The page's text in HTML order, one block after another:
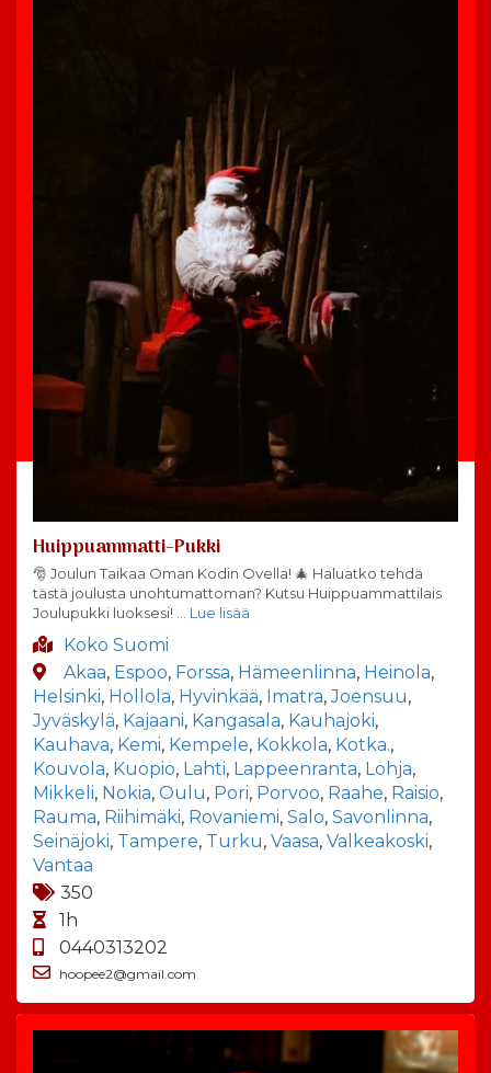
Huippuammatti-Pukki
🎅 Joulun Taikaa Oman Kodin Ovella! 🎄 Haluatko tehdä
tästä joulusta unohtumattoman? Kutsu Huippuammattilais
Joulupukki luoksesi! … Lue lisää
Koko Suomi
Akaa, Espoo, Forssa, Hämeenlinna, Heinola,
Helsinki, Hollola, Hyvinkää, Imatra,Joensuu,
Jyväskylä, Kajaani, Kangasala, Kauhajoki,
Kauhava, Kemi, Kempele, Kokkola, Kotka.,
Kouvola, Kuopio, Lahti, Lappeenranta, Lohja,
Mikkeli, Nokia, Oulu, Pori, Porvoo, Raahe, Raisio,
Rauma, Riihimäki, Rovaniemi, Salo, Savonlinna,
Seinäjoki, Tampere, Turku, Vaasa, Valkeakoski,
Vantaa
350
1h
0440313202
hoopee2@gmail.com